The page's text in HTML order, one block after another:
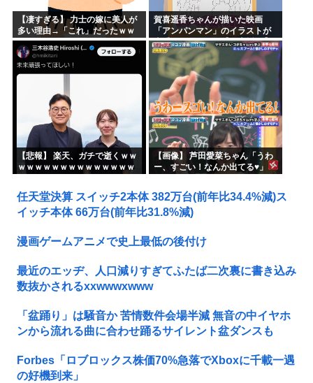
【凄すぎる】 力士の嫁に美人が
多い理由→「これ」だったｗｗ
ｗｗｗｗｗ
賀喜遥香ちゃんが描いた映画
「アンパンマン」のイラストが
上手すぎる！！！【乃木坂46】
【悲報】 楽天、ガチで逝くｗｗ
ｗｗｗｗｗｗｗｗｗｗｗｗｗｗ
【画像】 芦田愛菜ちゃん「うわ
ー、すごい！なんか出てる♥」
任天堂決算 スイッチ2本体 382万台(前年比34.4%減)ス
イッチ本体 66万台(前年比31.8%減)
漫画ゲームアニメで史上最低の後付け
最近のエッヂ、人口減りすぎてふたば二次裏に書き込み
数抜かされるxxwwwxwww
「盆踊り」は騒音か 苦情数件会場半減 無音の中イヤホ
ンから流れる曲に合わせ踊るサイレント盆ダンスも
Forbes「ロブロックス株価70%急落でXboxに千載一遇
の好機到来」